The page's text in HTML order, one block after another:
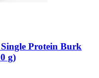
Protein Burk
g)